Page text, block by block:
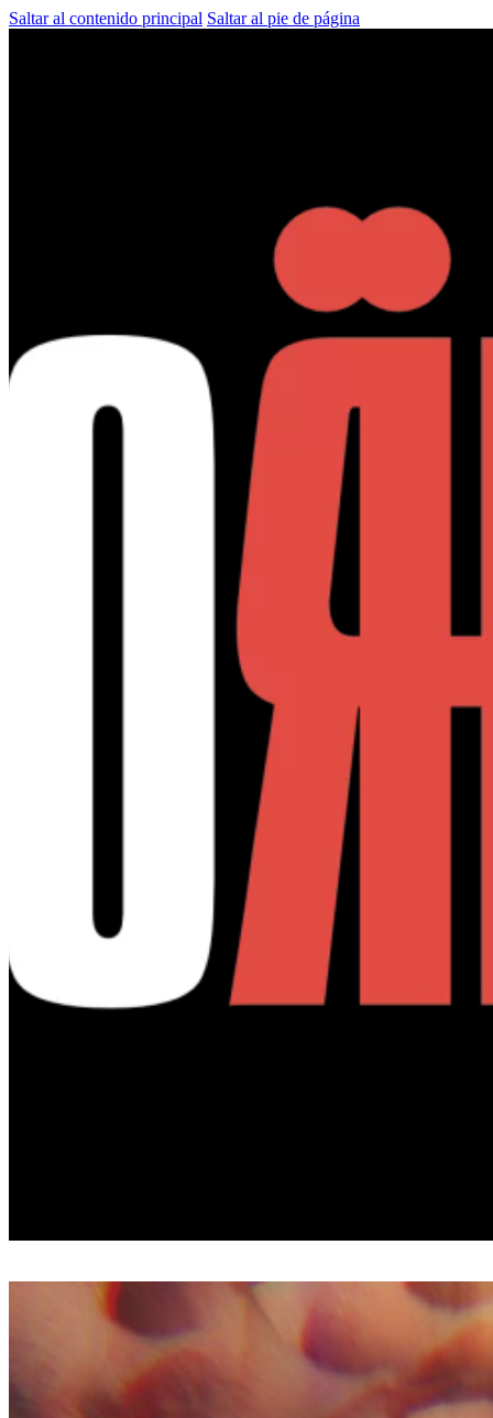
Saltar al contenido principal Saltar al pie de página